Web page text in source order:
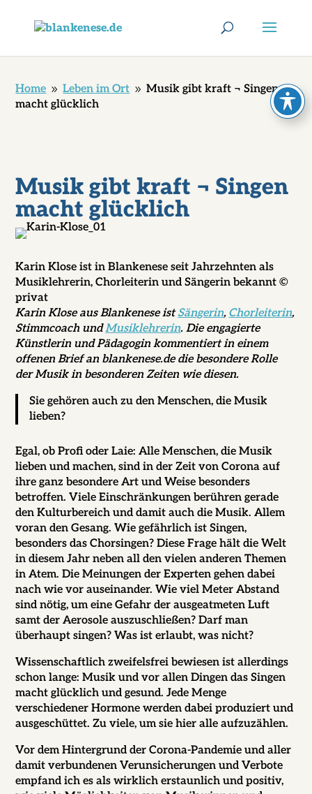
Home 9 Leben im Ort 9 Musik gibt kraft ¬ Singen
macht glücklich
Musik gibt kraft ¬ Singen
macht glücklich
Karin Klose ist in Blankenese seit Jahrzehnten als
Musiklehrerin, Chorleiterin und Sängerin bekannt ©
privat
Karin Klose aus Blankenese istSängerin, Chorleiterin,
Stimmcoach undMusiklehrerin. Die engagierte
Künstlerin und Pädagogin kommentiert in einem
offenen Brief an blankenese.de die besondere Rolle
der Musik in besonderen Zeiten wie diesen.
Sie gehören auch zu den Menschen, die Musik
lieben?
Egal, ob Profi oder Laie: Alle Menschen, die Musik
lieben und machen, sind in der Zeit von Corona auf
ihre ganz besondere Art und Weise besonders
betroffen. Viele Einschränkungen berühren gerade
den Kulturbereich und damit auch die Musik. Allem
voran den Gesang. Wie gefährlich ist Singen,
besonders das Chorsingen? Diese Frage hält die Welt
in diesem Jahr neben all den vielen anderen Themen
in Atem. Die Meinungen der Experten gehen dabei
nach wie vor auseinander. Wie viel Meter Abstand
sind nötig, um eine Gefahr der ausgeatmeten Luft
samt der Aerosole auszuschließen? Darf man
überhaupt singen? Was ist erlaubt, was nicht?
Wissenschaftlich zweifelsfrei bewiesen ist allerdings
schon lange: Musik und vor allen Dingen das Singen
macht glücklich und gesund. Jede Menge
verschiedener Hormone werden dabei produziert und
ausgeschüttet. Zu viele, um sie hier alle aufzuzählen.
Vor dem Hintergrund der Corona-Pandemie und aller
damit verbundenen Verunsicherungen und Verbote
empfand ich es als wirklich erstaunlich und positiv,